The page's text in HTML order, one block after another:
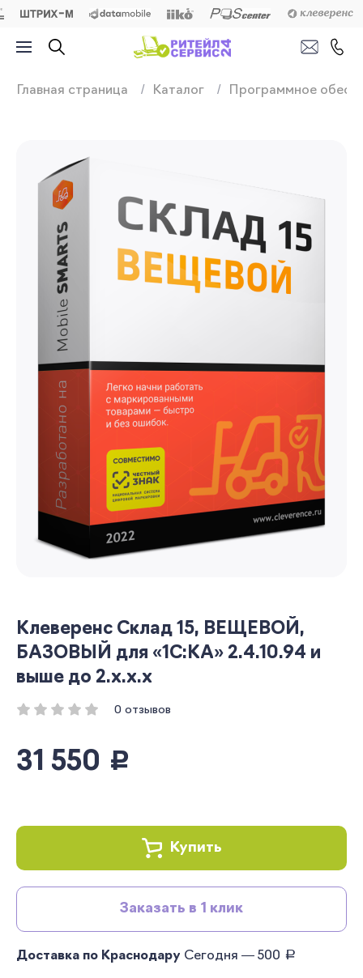
Продажа,
Главная страница Каталог Программное
Клеверенс Склад 15, ВЕЩЕВОЙ,
БАЗОВЫЙ для «1С:КА» 2.4.10.94 и
выше до 2.x.x.x
0 отзывов
31 550 руб.
Купить
Заказать в 1 клик
Доставка по Краснодару Сегодня — 500 руб.